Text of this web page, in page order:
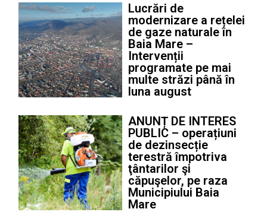
Lucrări de
modernizare a rețelei
de gaze naturale în
Baia Mare –
Intervenții
programate pe mai
multe străzi până în
luna august
ANUNȚ DE INTERES
PUBLIC – operațiuni
de dezinsecție
terestră împotriva
ţântarilor şi
căpuşelor, pe raza
Municipiului Baia
Mare